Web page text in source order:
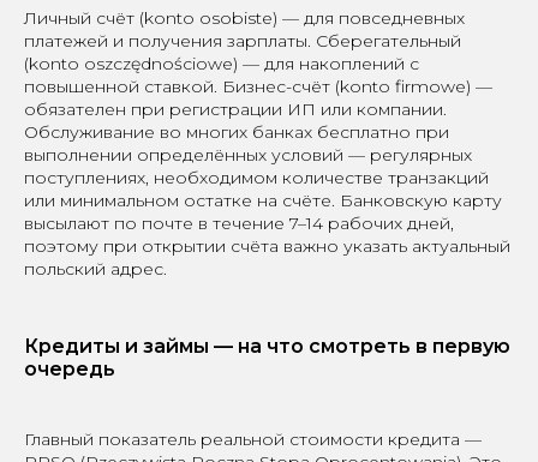
Личный счёт (konto osobiste) — для повседневных
платежей и получения зарплаты. Сберегательный
(konto oszczędnościowe) — для накоплений с
повышенной ставкой. Бизнес-счёт (konto firmowe) —
обязателен при регистрации ИП или компании.
Обслуживание во многих банках бесплатно при
выполнении определённых условий — регулярных
поступлениях, необходимом количестве транзакций
или минимальном остатке на счёте. Банковскую карту
высылают по почте в течение 7–14 рабочих дней,
поэтому при открытии счёта важно указать актуальный
польский адрес.
Кредиты и займы — на что смотреть в первую
очередь
Главный показатель реальной стоимости кредита —